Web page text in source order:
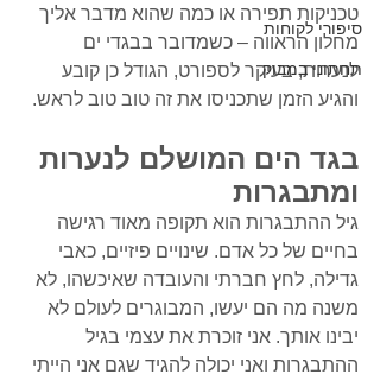
סיפורי לקוחות
תחתוני במבוק
טכניקות תפירה או כמה שהוא מדבר אליך
מחלון הראווה – כשמדובר בבגדי ים
לנערות, בעיקר לספורט, הגודל כן קובע
והגיע הזמן שתכניסו את זה טוב טוב לראש.
בגד הים המושלם לנערות
ומתבגרות
גיל ההתבגרות הוא תקופה מאוד רגישה
בחיים של כל אדם. שינויים פיזיים, כאבי
גדילה, לחץ חברתי והעובדה שאיכשהו, לא
משנה מה הם יעשו, המבוגרים לעולם לא
יבינו אותך. אני זוכרת את עצמי בגיל
ההתבגרות ואני יכולה להגיד שגם אני הייתי